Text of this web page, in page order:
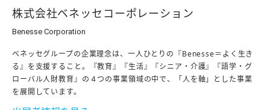
株式会社ベネッセコーポレーション
Benesse Corporation
ベネッセグループの企業理念は、一人ひとりの『Benesse＝よく生き
る』を支援すること。『教育』『生活』『シニア・介護』『語学・グ
ローバル人財教育』の４つの事業領域の中で、「人を軸」とした事業
を展開しています。